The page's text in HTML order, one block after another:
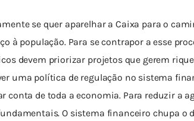
se quer aparelhar a Caixa para o
à população. Para se contrapor a esse
devem priorizar projetos que gerem
uma política de regulação no sistema
conta de toda a economia. Para reduzir a
O sistema financeiro chupa o